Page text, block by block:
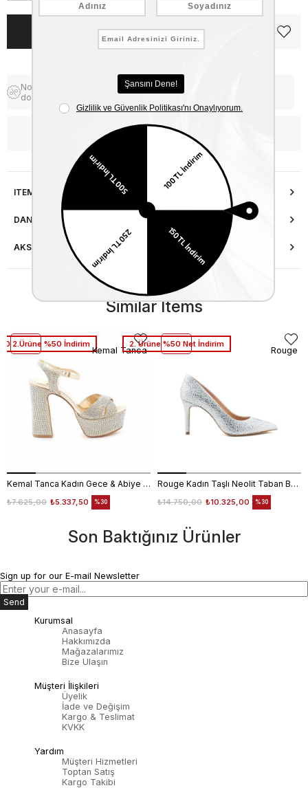
Notify me when the price goes
down
WhatsApp’tan Bilgi Al
ITEM FEATURES
DANIŞMA HATTI
AKSESUAR ONARIMI
Similar Items
Kemal Tanca Kadın Gece & Abiye Ayakkabı 4360
₺5.337,50
₺7.625,00 %30
2.Ürüne %50 İndirim
Kemal Tanca
Rouge Kadın Taşlı Neolit Taban Beyaz Süet Gece & Abiye Ayakkabı
₺10.325,00
₺14.750,00 %30
2. Ürüne %50 Net İndirim
Rouge
Son Baktığınız Ürünler
Sign up for our E-mail Newsletter
Send
Kurumsal
Anasayfa
Hakkımızda
Mağazalarımız
Bize Ulaşın
Müşteri İlişkileri
Üyelik
İade ve Değişim
Kargo & Teslimat
KVKK
Yardım
Müşteri Hizmetleri
Toptan Satış
Kargo Takibi